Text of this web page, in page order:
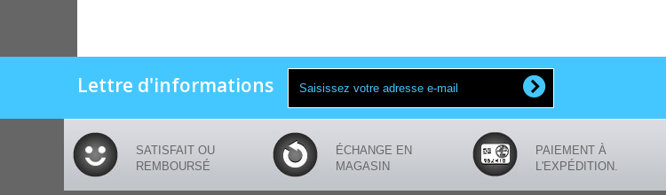
Lettre d'informations
SATISFAIT OU
REMBOURSÉ
ÉCHANGE EN
MAGASIN
PAIEMENT À
L'EXPÉDITION.